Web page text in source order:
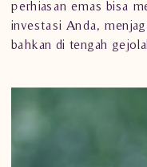
perhiasan emas bisa
investasi Anda,
bahkan di tengah